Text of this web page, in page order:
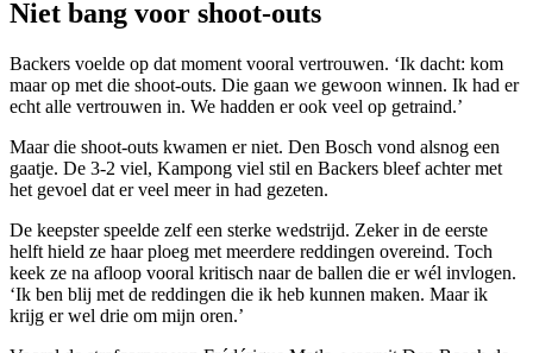
Niet bang voor shoot-outs
Backers voelde op dat moment vooral vertrouwen. ‘Ik dacht: kom
maar op met die shoot-outs. Die gaan we gewoon winnen. Ik had er
echt alle vertrouwen in. We hadden er ook veel op getraind.’
Maar die shoot-outs kwamen er niet. Den Bosch vond alsnog een
gaatje. De 3-2 viel, Kampong viel stil en Backers bleef achter met
het gevoel dat er veel meer in had gezeten.
De keepster speelde zelf een sterke wedstrijd. Zeker in de eerste
helft hield ze haar ploeg met meerdere reddingen overeind. Toch
keek ze na afloop vooral kritisch naar de ballen die er wél invlogen.
‘Ik ben blij met de reddingen die ik heb kunnen maken. Maar ik
krijg er wel drie om mijn oren.’